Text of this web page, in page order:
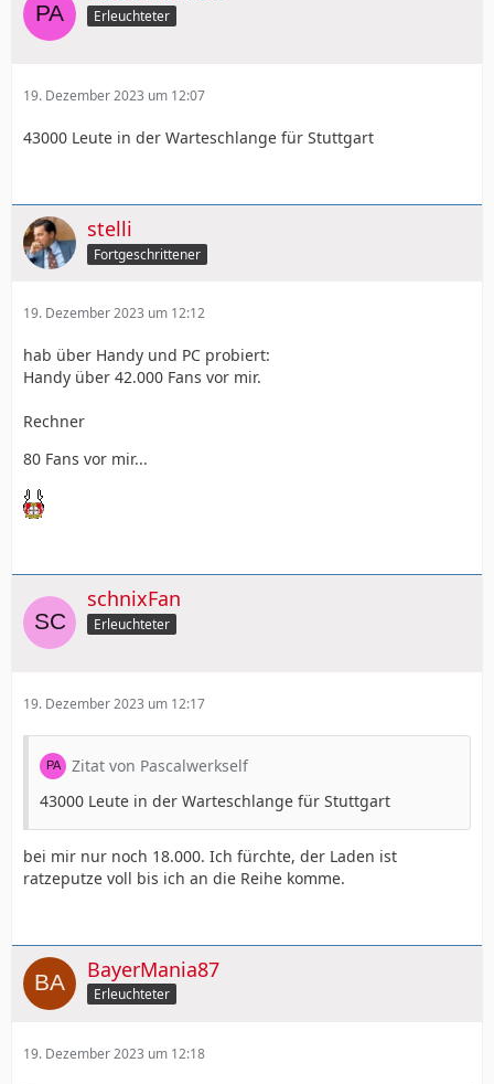
Erleuchteter
19. Dezember 2023 um 12:07
43000 Leute in der Warteschlange für Stuttgart
stelli
Fortgeschrittener
19. Dezember 2023 um 12:12
hab über Handy und PC probiert:
Handy über 42.000 Fans vor mir.
Rechner
80 Fans vor mir...
schnixFan
Erleuchteter
19. Dezember 2023 um 12:17
Zitat von Pascalwerkself
43000 Leute in der Warteschlange für Stuttgart
bei mir nur noch 18.000. Ich fürchte, der Laden ist
ratzeputze voll bis ich an die Reihe komme.
BayerMania87
Erleuchteter
19. Dezember 2023 um 12:18